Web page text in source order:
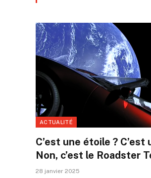
ACTUALITÉ
C’est une étoile ?
Non, c’est le Roadster
28 janvier 2025